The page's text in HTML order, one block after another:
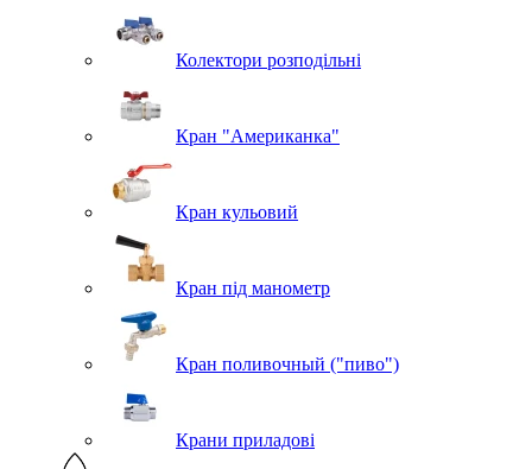
Колектори розподільні
Кран "Американка"
Кран кульовий
Кран під манометр
Кран поливочный ("пиво")
Крани приладові